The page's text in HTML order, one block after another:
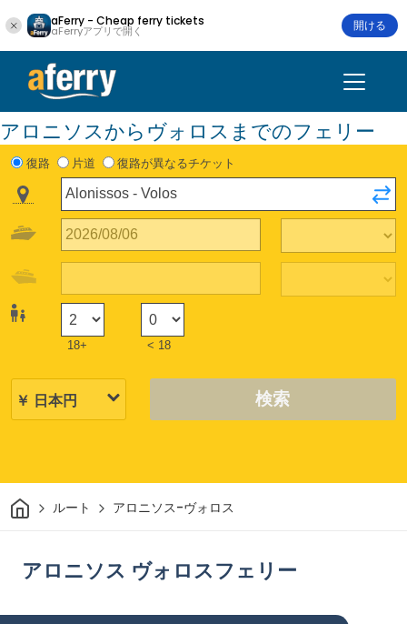
aFerry - Cheap ferry tickets
aFerryアプリで開く 開ける
アロニソスからヴォロスまでのフェリー
復路 片道 復路が異なるチケット
18+ < 18
検索
家 ルート アロニソス-ヴォロス
アロニソス ヴォロスフェリー